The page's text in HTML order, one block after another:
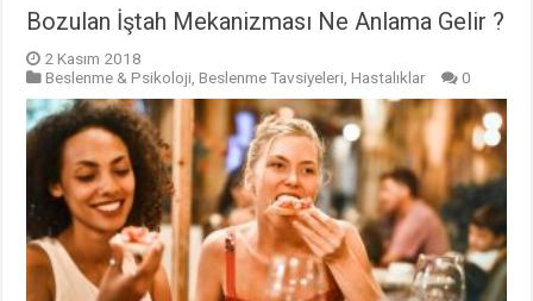
Bozulan İştah Mekanizması Ne Anlama Gelir ?
2 Kasım 2018
Beslenme & Psikoloji,Beslenme Tavsiyeleri,Hastalıklar 0